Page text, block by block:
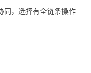
同，选择有全链条操作